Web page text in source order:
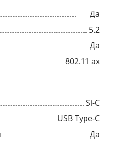
Да
5.2
Да
802.11 ax
Si-C
USB Type-C
Да